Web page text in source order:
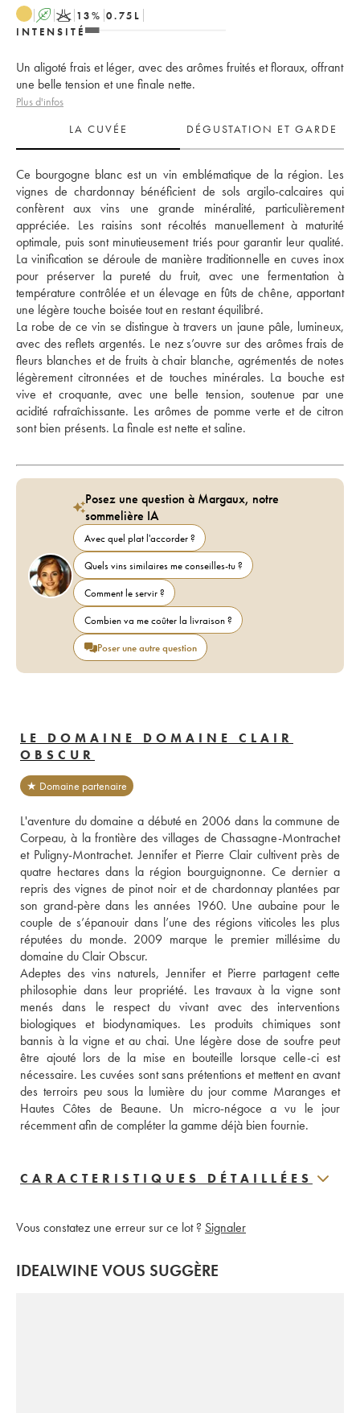
A K 13% 0.75 L
INTENSITÉ
Un aligoté frais et léger, avec des arômes fruités et floraux, offrant
une belle tension et une finale nette.
Plus d'infos
LA CUVÉE
DÉGUSTATION ET GARDE
Ce bourgogne blanc est un vin emblématique de la région. Les
vignes de chardonnay bénéficient de sols argilo-calcaires qui
confèrent aux vins une grande minéralité, particulièrement
appréciée. Les raisins sont récoltés manuellement à maturité
optimale, puis sont minutieusement triés pour garantir leur qualité.
La vinification se déroule de manière traditionnelle en cuves inox
pour préserver la pureté du fruit, avec une fermentation à
température contrôlée et un élevage en fûts de chêne, apportant
une légère touche boisée tout en restant équilibré.
La robe de ce vin se distingue à travers un jaune pâle, lumineux,
avec des reflets argentés. Le nez s’ouvre sur des arômes frais de
fleurs blanches et de fruits à chair blanche, agrémentés de notes
légèrement citronnées et de touches minérales. La bouche est
vive et croquante, avec une belle tension, soutenue par une
acidité rafraîchissante. Les arômes de pomme verte et de citron
sont bien présents. La finale est nette et saline.
Posez une question à Margaux, notre
sommelière IA
Avec quel plat l'accorder ?
Quels vins similaires me conseilles-tu ?
Comment le servir ?
Combien va me coûter la livraison ?
Poser une autre question
LE DOMAINE DOMAINE CLAIR
OBSCUR
★ Domaine partenaire
L'aventure du domaine a débuté en 2006 dans la commune de
Corpeau, à la frontière des villages de Chassagne-Montrachet
et Puligny-Montrachet. Jennifer et Pierre Clair cultivent près de
quatre hectares dans la région bourguignonne. Ce dernier a
repris des vignes de pinot noir et de chardonnay plantées par
son grand-père dans les années 1960. Une aubaine pour le
couple de s’épanouir dans l’une des régions viticoles les plus
réputées du monde. 2009 marque le premier millésime du
domaine du Clair Obscur.
Adeptes des vins naturels, Jennifer et Pierre partagent cette
philosophie dans leur propriété. Les travaux à la vigne sont
menés dans le respect du vivant avec des interventions
biologiques et biodynamiques. Les produits chimiques sont
bannis à la vigne et au chai. Une légère dose de soufre peut
être ajouté lors de la mise en bouteille lorsque celle-ci est
nécessaire. Les cuvées sont sans prétentions et mettent en avant
des terroirs peu sous la lumière du jour comme Maranges et
Hautes Côtes de Beaune. Un micro-négoce a vu le jour
récemment afin de compléter la gamme déjà bien fournie.
CARACTERISTIQUES DÉTAILLÉES
Vous constatez une erreur sur ce lot ? Signaler
IDEALWINE VOUS SUGGÈRE